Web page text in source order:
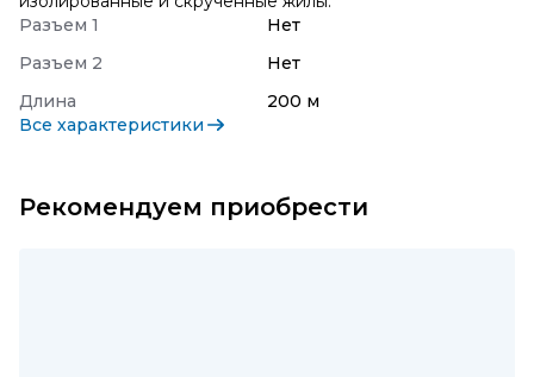
Разъем 1
Нет
Разъем 2
Нет
Длина
200 м
Все характеристики
Рекомендуем приобрести